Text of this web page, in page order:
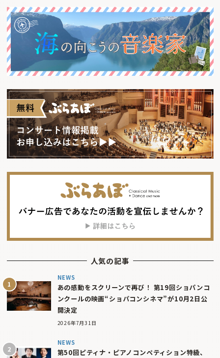
人気の記事
NEWS
あの感動をスクリーンで再び！ 第19回ショパンコ
ンクールの映画“ショパコンシネマ”が10月2日公
開決定
2026年7月31日
NEWS
第50回ピティナ・ピアノコンペティション特級、